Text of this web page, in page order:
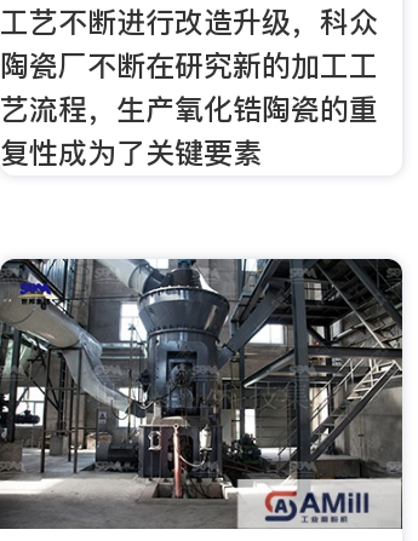
工艺不断进行改造升级，科众
陶瓷厂不断在研究新的加工工
艺流程，生产氧化锆陶瓷的重
复性成为了关键要素